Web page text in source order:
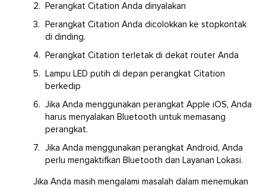
Perangkat Citation Anda dinyalakan
Perangkat Citation Anda dicolokkan ke stopkontak
di dinding.
Perangkat Citation terletak di dekat router Anda
Lampu LED putih di depan perangkat Citation
berkedip
Jika Anda menggunakan perangkat Apple iOS, Anda
harus menyalakan Bluetooth untuk memasang
perangkat.
Jika Anda menggunakan perangkat Android, Anda
perlu mengaktifkan Bluetooth dan Layanan Lokasi.
Jika Anda masih mengalami masalah dalam menemukan